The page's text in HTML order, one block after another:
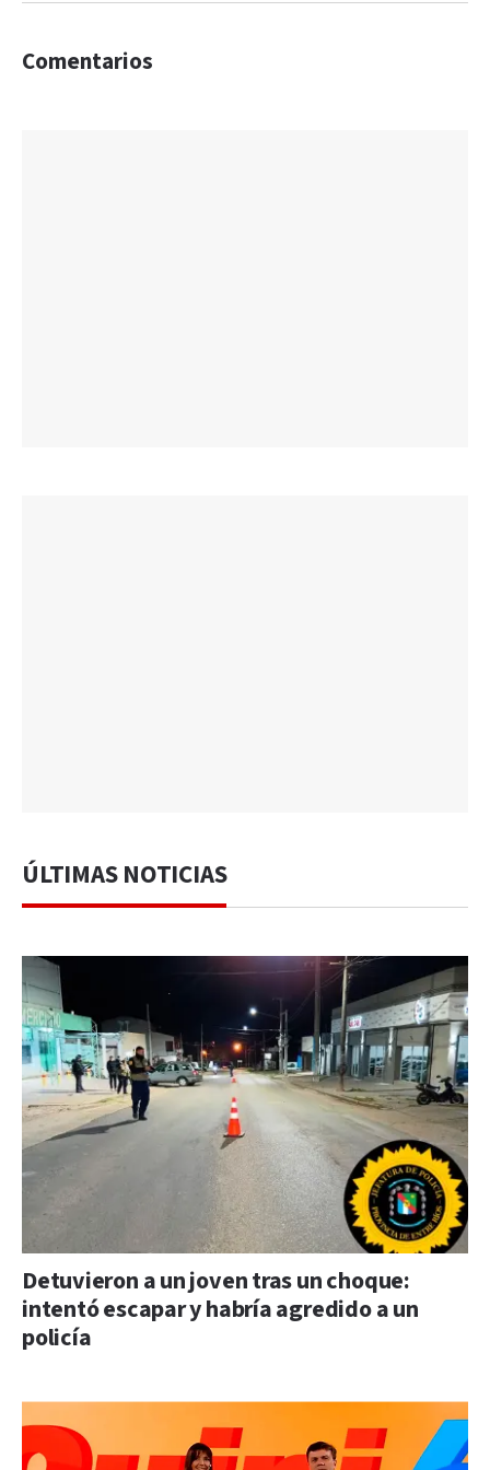
Comentarios
ÚLTIMAS NOTICIAS
Detuvieron a un joven tras un choque:
intentó escapar y habría agredido a un
policía